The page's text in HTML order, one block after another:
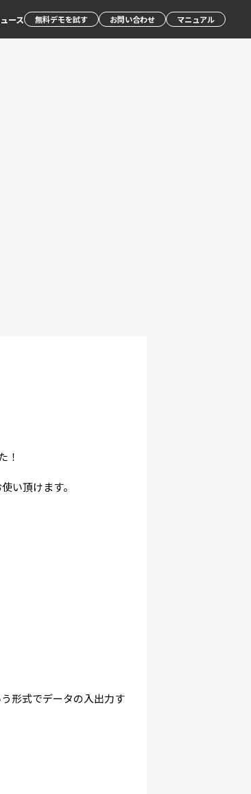
ース 無料デモを試す お問い合わせ マニュアル
！
い頂けます。
形式でデータの入出力す